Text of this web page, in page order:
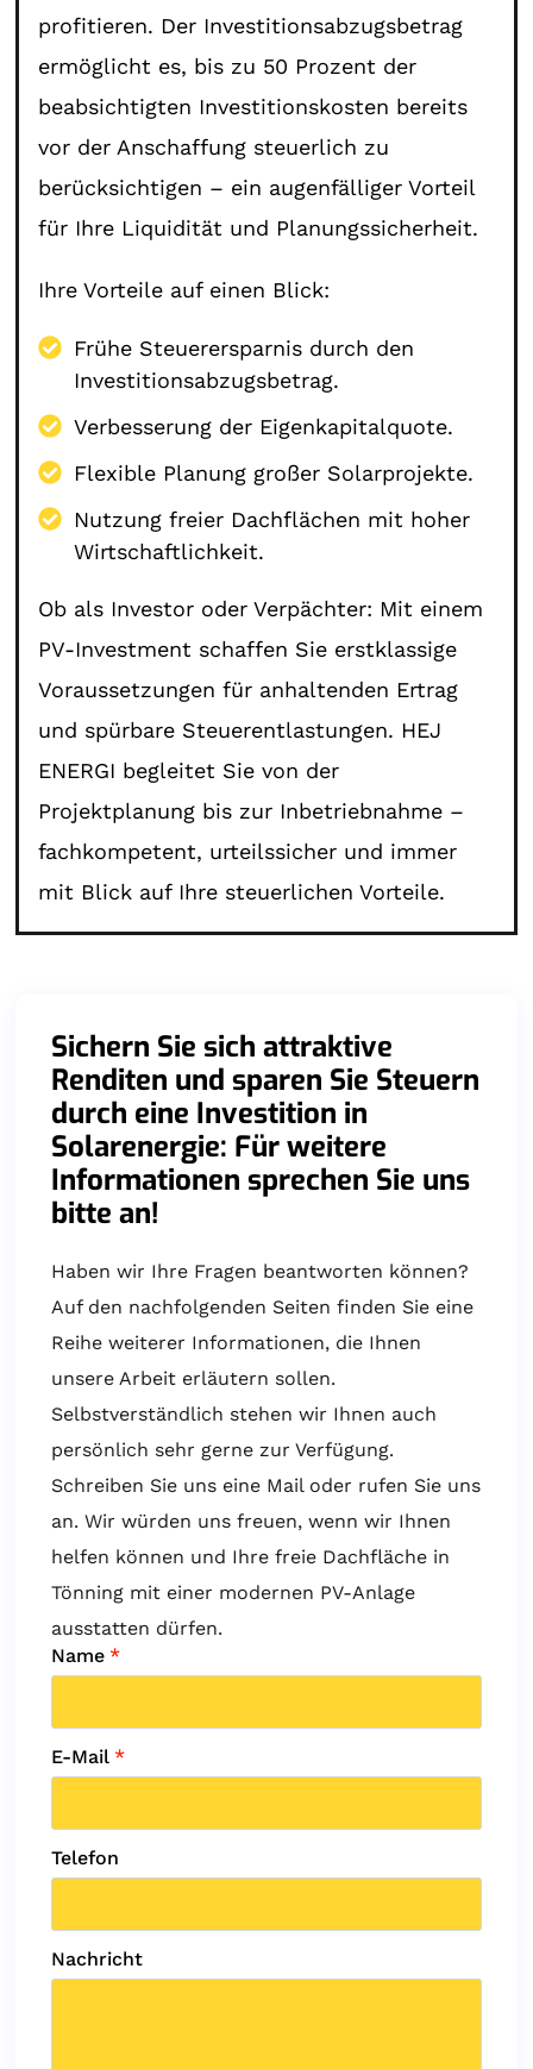
profitieren. Der Investitionsabzugsbetrag
ermöglicht es, bis zu 50 Prozent der
beabsichtigten Investitionskosten bereits
vor der Anschaffung steuerlich zu
berücksichtigen – ein augenfälliger Vorteil
für Ihre Liquidität und Planungssicherheit.
Ihre Vorteile auf einen Blick:
Frühe Steuerersparnis durch den
Investitionsabzugsbetrag.
Verbesserung der Eigenkapitalquote.
Flexible Planung großer Solarprojekte.
Nutzung freier Dachflächen mit hoher
Wirtschaftlichkeit.
Ob als Investor oder Verpächter: Mit einem
PV-Investment schaffen Sie erstklassige
Voraussetzungen für anhaltenden Ertrag
und spürbare Steuerentlastungen. HEJ
ENERGI begleitet Sie von der
Projektplanung bis zur Inbetriebnahme –
fachkompetent, urteilssicher und immer
mit Blick auf Ihre steuerlichen Vorteile.
Sichern Sie sich attraktive
Renditen und sparen Sie Steuern
durch eine Investition in
Solarenergie: Für weitere
Informationen sprechen Sie uns
bitte an!
Haben wir Ihre Fragen beantworten können?
Auf den nachfolgenden Seiten finden Sie eine
Reihe weiterer Informationen, die Ihnen
unsere Arbeit erläutern sollen.
Selbstverständlich stehen wir Ihnen auch
persönlich sehr gerne zur Verfügung.
Schreiben Sie uns eine Mail oder rufen Sie uns
an. Wir würden uns freuen, wenn wir Ihnen
helfen können und Ihre freie Dachfläche in
Tönning mit einer modernen PV-Anlage
ausstatten dürfen.
Name *
E-Mail *
Telefon
Nachricht